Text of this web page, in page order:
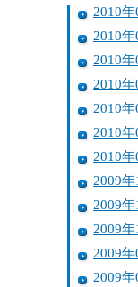
2010年
2010年
2010年
2010年
2010年
2010年
2010年
2009年
2009年
2009年
2009年
2009年